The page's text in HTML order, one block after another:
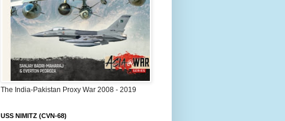
The India-Pakistan Proxy War 2008 - 2019
USS NIMITZ (CVN-68)